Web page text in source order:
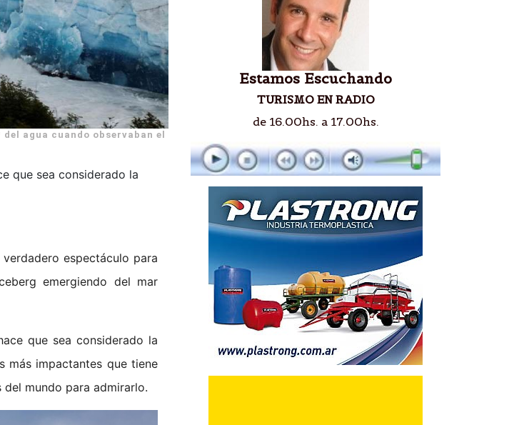
agua cuando observaban el
que sea considerado la
espectáculo para
emergiendo del mar
que sea considerado la
más impactantes que tiene
mundo para admirarlo.
Estamos Escuchando
TURISMO EN RADIO
de 16.00hs. a 17.00hs.